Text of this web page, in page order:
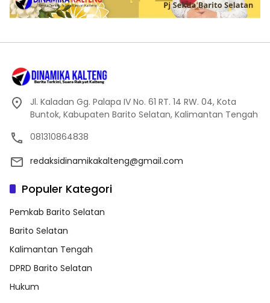
Jl. Kaladan Gg. Palapa IV No. 61 RT. 14 RW. 04, Kota
Buntok, Kabupaten Barito Selatan, Kalimantan Tengah
081310864838
redaksidinamikakalteng@gmail.com
Populer Kategori
Pemkab Barito Selatan
Barito Selatan
Kalimantan Tengah
DPRD Barito Selatan
Hukum